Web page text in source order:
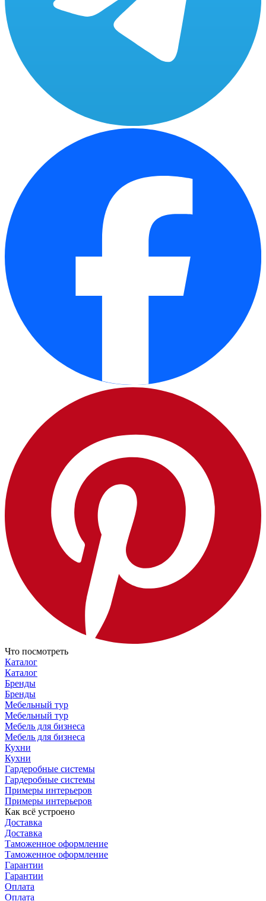
Что посмотреть
Каталог
Каталог
Бренды
Бренды
Мебельный тур
Мебельный тур
Мебель для бизнеса
Мебель для бизнеса
Кухни
Кухни
Гардеробные системы
Гардеробные системы
Примеры интерьеров
Примеры интерьеров
Как всё устроено
Доставка
Доставка
Таможенное оформление
Таможенное оформление
Гарантии
Гарантии
Оплата
Оплата